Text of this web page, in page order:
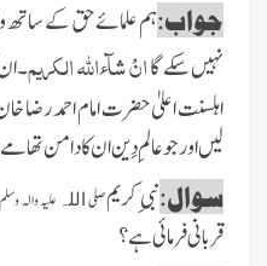
جواب:ہم علمائے حق کے ساتھ
نہیں سکے گاانْ شآءاللہ الکریم
اہلسنت اعلیٰ حضرت امام احمد رضا
لیں اورجو عالمِ دِین ان کا دامن
سوال:نبی ِکریمصلیاللہ علیہ والہ وسلم
قربانی فرمائی ہے ؟